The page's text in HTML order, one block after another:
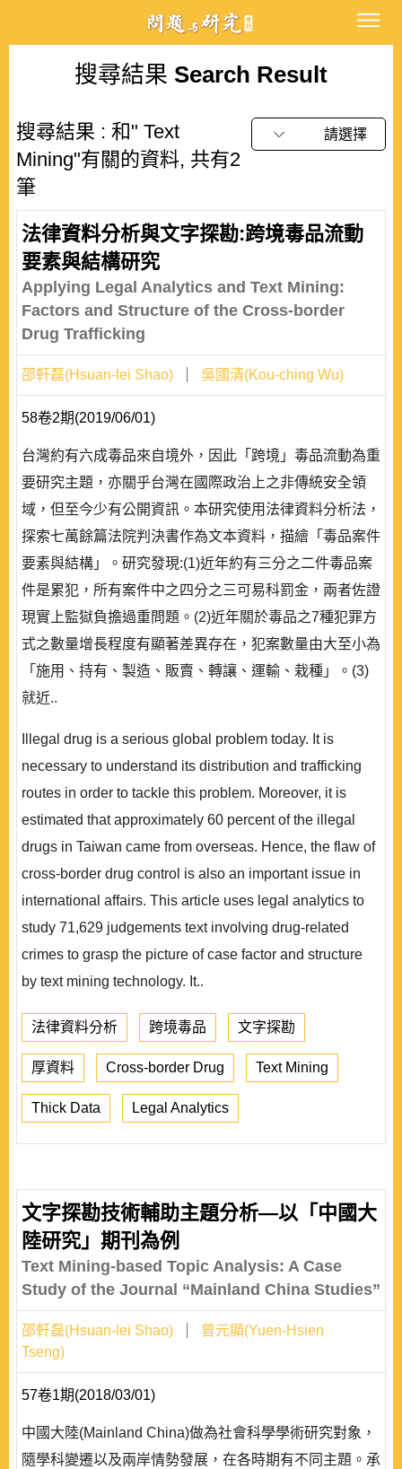
搜尋結果 Search Result
搜尋結果 : 和" Text
Mining"有關的資料, 共有2
筆
請選擇
法律資料分析與文字探勘:跨境毒品流動
要素與結構研究
Applying Legal Analytics and Text Mining:
Factors and Structure of the Cross-border
Drug Trafficking
邵軒磊(Hsuan-lei Shao) 吳國清(Kou-ching Wu)
58卷2期(2019/06/01)
台灣約有六成毒品來自境外，因此「跨境」毒品流動為重
要研究主題，亦關乎台灣在國際政治上之非傳統安全領
域，但至今少有公開資訊。本研究使用法律資料分析法，
探索七萬餘篇法院判決書作為文本資料，描繪「毒品案件
要素與結構」。研究發現:(1)近年約有三分之二件毒品案
件是累犯，所有案件中之四分之三可易科罰金，兩者佐證
現實上監獄負擔過重問題。(2)近年關於毒品之7種犯罪方
式之數量增長程度有顯著差異存在，犯案數量由大至小為
「施用、持有、製造、販賣、轉讓、運輸、栽種」。(3)
就近..
Illegal drug is a serious global problem today. It is
necessary to understand its distribution and trafficking
routes in order to tackle this problem. Moreover, it is
estimated that approximately 60 percent of the illegal
drugs in Taiwan came from overseas. Hence, the flaw of
cross-border drug control is also an important issue in
international affairs. This article uses legal analytics to
study 71,629 judgements text involving drug-related
crimes to grasp the picture of case factor and structure
by text mining technology. It..
法律資料分析 跨境毒品 文字探勘
厚資料 Cross-border Drug Text Mining
Thick Data Legal Analytics
文字探勘技術輔助主題分析—以「中國大
陸研究」期刊為例
Text Mining-based Topic Analysis: A Case
Study of the Journal “Mainland China Studies”
邵軒磊(Hsuan-lei Shao)
曾元顯(Yuen-Hsien
Tseng)
57卷1期(2018/03/01)
中國大陸(Mainland China)做為社會科學學術研究對象，
隨學科變遷以及兩岸情勢發展，在各時期有不同主題。承